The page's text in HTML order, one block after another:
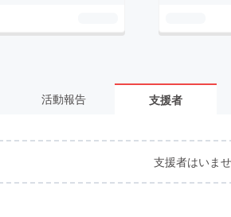
活動報告 支援者
支援者はいませ